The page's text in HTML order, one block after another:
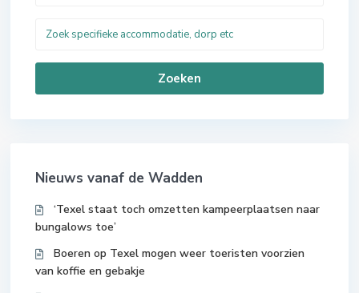
Zoeken
Nieuws vanaf de Wadden
‘Texel staat toch omzetten kampeerplaatsen naar
bungalows toe’
Boeren op Texel mogen weer toeristen voorzien
van koffie en gebakje